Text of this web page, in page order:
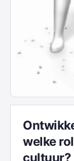
welke
cultuur?